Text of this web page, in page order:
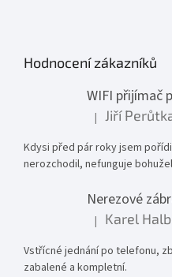
Hodnocení zákazníků
WIFI přijímač
Hodnocení
| Jiří
Kdysi před pár roky jsem
nerozchodil, nefunguje bohužel
Hodnocení
| Karel
Vstřícné jednání po telefonu,
zabalené a kompletní.